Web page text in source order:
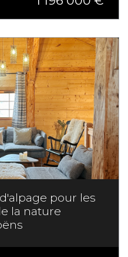
pour les
la nature